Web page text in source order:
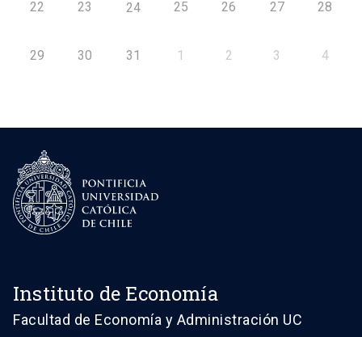
22 23 24 25 26 27 28
29 30 31 1 2 3 4
Instituto de Economía
Facultad de Economía y Administración UC